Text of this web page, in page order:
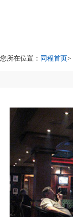
您所在位置： 同程首页>